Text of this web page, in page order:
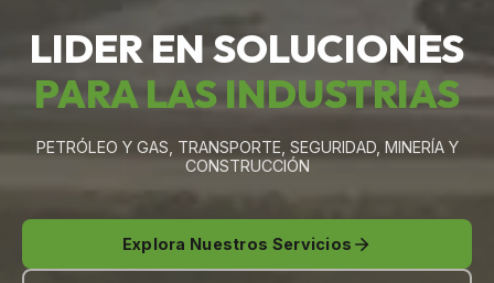
LIDER EN SOLUCIONES
PARA LAS INDUSTRIAS
PETRÓLEO Y GAS, TRANSPORTE, SEGURIDAD, MINERÍA Y
CONSTRUCCIÓN
Explora Nuestros Servicios